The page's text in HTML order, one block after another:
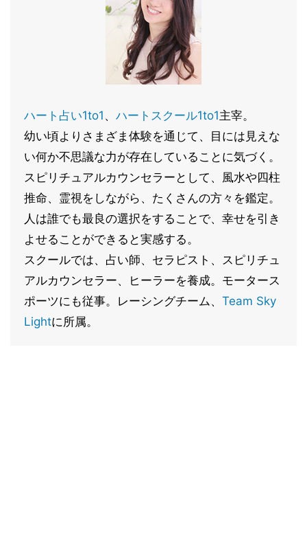
ハート占い1to1 、 ハートスクール1to1主宰。
幼い頃よりさまざま体験を通じて、目には見えな
い何か不思議な力が存在していることに気づく。
スピリチュアルカウンセラーとして、風水や四柱
推命、霊視をしながら、たくさんの方々を鑑定。
人は誰でも最良の選択をすることで、幸せを引き
よせることができると実感する。
スクールでは、占い師、セラピスト、スピリチュ
アルカウンセラー、ヒーラーを養成。モータース
ポーツにも従事。レーシングチーム、 Team Sky
Lightに所属。